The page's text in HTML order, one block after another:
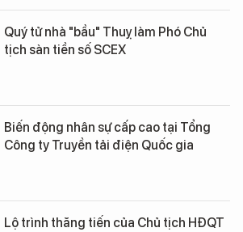
Quý tử nhà "bầu" Thuỵ làm Phó Chủ
tịch sàn tiền số SCEX
Biến động nhân sự cấp cao tại Tổng
Công ty Truyền tải điện Quốc gia
Lộ trình thăng tiến của Chủ tịch HĐQT